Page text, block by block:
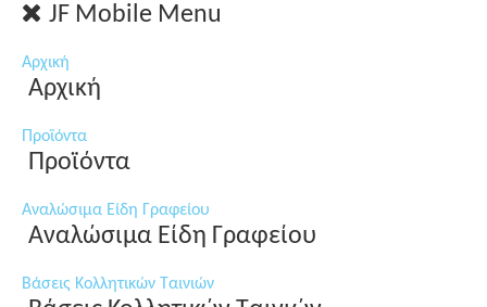
JF Mobile Menu
Αρχική
Αρχική
Προϊόντα
Προϊόντα
Αναλώσιμα Είδη Γραφείου
Αναλώσιμα Είδη Γραφείου
Βάσεις Κολλητικών Ταινιών